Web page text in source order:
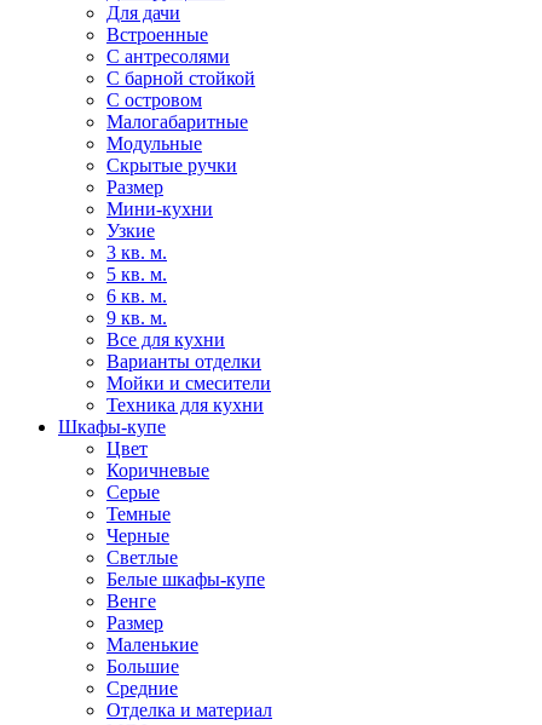
Для дачи
Встроенные
С антресолями
С барной стойкой
С островом
Малогабаритные
Модульные
Скрытые ручки
Размер
Мини-кухни
Узкие
3 кв. м.
5 кв. м.
6 кв. м.
9 кв. м.
Все для кухни
Варианты отделки
Мойки и смесители
Техника для кухни
Шкафы-купе
Цвет
Коричневые
Серые
Темные
Черные
Светлые
Белые шкафы-купе
Венге
Размер
Маленькие
Большие
Средние
Отделка и материал